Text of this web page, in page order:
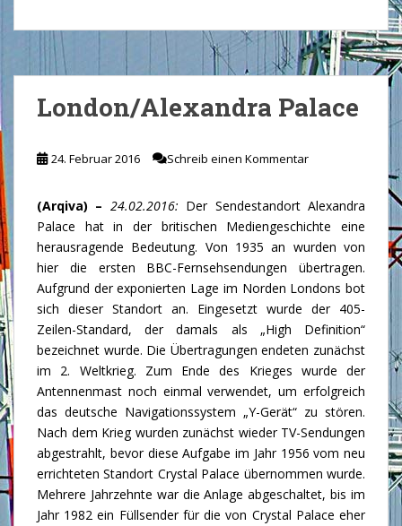
London/Alexandra Palace
24. Februar 2016 Schreib einen Kommentar
(Arqiva) – 24.02.2016: Der Sendestandort Alexandra
Palace hat in der britischen Mediengeschichte eine
herausragende Bedeutung. Von 1935 an wurden von
hier die ersten BBC-Fernsehsendungen übertragen.
Aufgrund der exponierten Lage im Norden Londons bot
sich dieser Standort an. Eingesetzt wurde der 405-
Zeilen-Standard, der damals als „High Definition“
bezeichnet wurde. Die Übertragungen endeten zunächst
im 2. Weltkrieg. Zum Ende des Krieges wurde der
Antennenmast noch einmal verwendet, um erfolgreich
das deutsche Navigationssystem „Y-Gerät“ zu stören.
Nach dem Krieg wurden zunächst wieder TV-Sendungen
abgestrahlt, bevor diese Aufgabe im Jahr 1956 vom neu
errichteten Standort Crystal Palace übernommen wurde.
Mehrere Jahrzehnte war die Anlage abgeschaltet, bis im
Jahr 1982 ein Füllsender für die von Crystal Palace eher